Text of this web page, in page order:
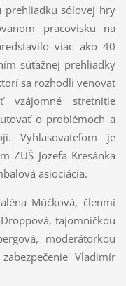
prehliadku sólovej hry
pracovisku na
viac ako 40
súťažnej prehliadky
sa rozhodli venovať
stretnitie
o problémoch a
Vyhlasovateľom je
ZUŠ Jozefa Kresánka
asiociácia.
Múčková, členmi
tajomníčkou
moderátorkou
Vladimír